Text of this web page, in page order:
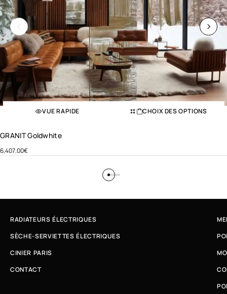
VUE RAPIDE CHOIX DES OPTIONS
GRANIT Goldwhite
6,407.00€
RADIATEURS ÉLECTRIQUES
SÈCHE-SERVIETTES ÉLECTRIQUES
CINIER PARIS
CONTACT